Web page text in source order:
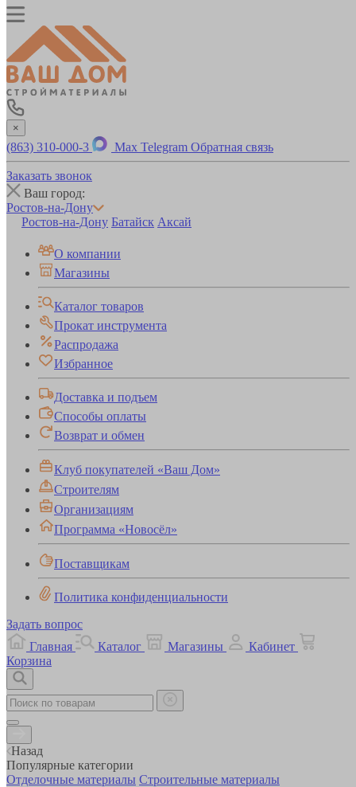
×
(863) 310-000-3 Max Telegram Обратная связь
Заказать звонок
Ваш город:
Ростов-на-Дону
Ростов-на-Дону Батайск Аксай
О компании
Магазины
Каталог товаров
Прокат инструмента
Распродажа
Избранное
Доставка и подъем
Способы оплаты
Возврат и обмен
Клуб покупателей «Ваш Дом»
Строителям
Организациям
Программа «Новосёл»
Поставщикам
Политика конфиденциальности
Задать вопрос
Главная
Каталог Магазины
Кабинет
Корзина
Назад
Популярные категории
Отделочные материалы Строительные материалы